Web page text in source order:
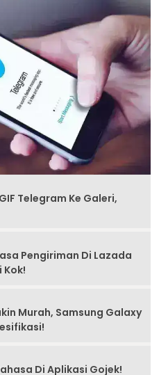
Telegram Ke Galeri,
Pengiriman Di Lazada
Kok!
Murah, Samsung Galaxy
Di Aplikasi Gojek!